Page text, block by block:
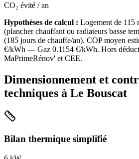
CO₂ évité / an
Hypothèses de calcul : Logement de 115
(plancher chauffant ou radiateurs basse
(185 jours de chauffe/an). COP moyen
€/kWh — Gaz 0.1154 €/kWh. Hors
MaPrimeRénov' et CEE.
Dimensionnement et
techniques à Le Bouscat
Bilan thermique simplifié